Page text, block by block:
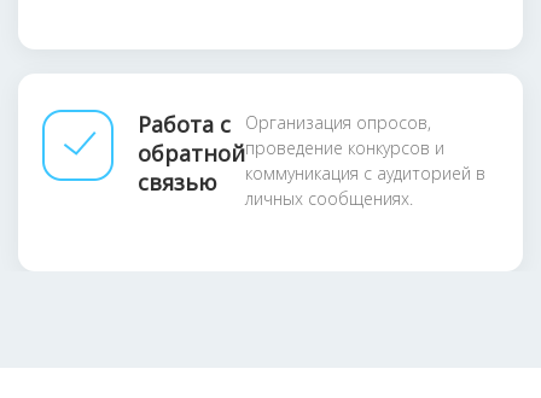
Работа с
обратной
связью
Организация опросов,
проведение конкурсов и
коммуникация с аудиторией в
личных сообщениях.